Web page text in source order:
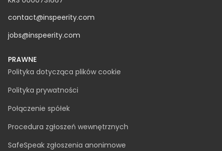
INSPEERITY SP. Z O.O.
ul. Świętojańska 12A
15-082 Białystok
REGON 369822928
KRS 0000731667
contact@inspeerity.com
PRAWNE